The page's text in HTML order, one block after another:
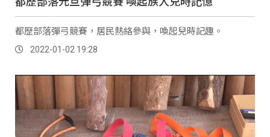
都歷部落彈弓競賽，居民熱絡參與，喚起兒時記趣。
2022-01-02 19:28